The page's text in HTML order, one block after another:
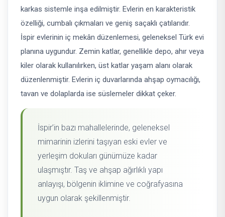
karkas sistemle inşa edilmiştir. Evlerin en karakteristik
özelliği, cumbalı çıkmaları ve geniş saçaklı çatılarıdır.
İspir evlerinin iç mekân düzenlemesi, geleneksel Türk evi
planına uygundur. Zemin katlar, genellikle depo, ahır veya
kiler olarak kullanılırken, üst katlar yaşam alanı olarak
düzenlenmiştir. Evlerin iç duvarlarında ahşap oymacılığı,
tavan ve dolaplarda ise süslemeler dikkat çeker.
İspir’in bazı mahallelerinde, geleneksel
mimarinin izlerini taşıyan eski evler ve
yerleşim dokuları günümüze kadar
ulaşmıştır. Taş ve ahşap ağırlıklı yapı
anlayışı, bölgenin iklimine ve coğrafyasına
uygun olarak şekillenmiştir.